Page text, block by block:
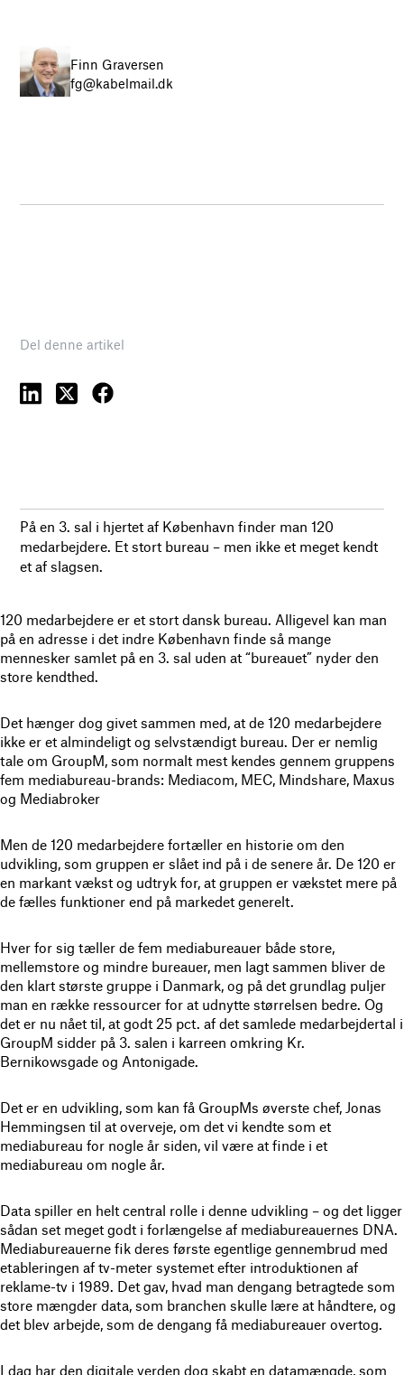
Finn Graversen
fg@kabelmail.dk
Del denne artikel
På en 3. sal i hjertet af København finder man 120
medarbejdere. Et stort bureau – men ikke et meget kendt
et af slagsen.
120 medarbejdere er et stort dansk bureau. Alligevel kan man
på en adresse i det indre København finde så mange
mennesker samlet på en 3. sal uden at “bureauet” nyder den
store kendthed.
Det hænger dog givet sammen med, at de 120 medarbejdere
ikke er et almindeligt og selvstændigt bureau. Der er nemlig
tale om GroupM, som normalt mest kendes gennem gruppens
fem mediabureau-brands: Mediacom, MEC, Mindshare, Maxus
og Mediabroker
Men de 120 medarbejdere fortæller en historie om den
udvikling, som gruppen er slået ind på i de senere år. De 120 er
en markant vækst og udtryk for, at gruppen er vækstet mere på
de fælles funktioner end på markedet generelt.
Hver for sig tæller de fem mediabureauer både store,
mellemstore og mindre bureauer, men lagt sammen bliver de
den klart største gruppe i Danmark, og på det grundlag puljer
man en række ressourcer for at udnytte størrelsen bedre. Og
det er nu nået til, at godt 25 pct. af det samlede medarbejdertal i
GroupM sidder på 3. salen i karreen omkring Kr.
Bernikowsgade og Antonigade.
Det er en udvikling, som kan få GroupMs øverste chef, Jonas
Hemmingsen til at overveje, om det vi kendte som et
mediabureau for nogle år siden, vil være at finde i et
mediabureau om nogle år.
Data spiller en helt central rolle i denne udvikling – og det ligger
sådan set meget godt i forlængelse af mediabureauernes DNA.
Mediabureauerne fik deres første egentlige gennembrud med
etableringen af tv-meter systemet efter introduktionen af
reklame-tv i 1989. Det gav, hvad man dengang betragtede som
store mængder data, som branchen skulle lære at håndtere, og
det blev arbejde, som de dengang få mediabureauer overtog.
I dag har den digitale verden dog skabt en datamængde, som